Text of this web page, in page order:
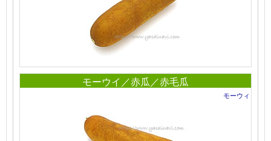
モーウイ／赤瓜／赤毛瓜
モーウィ